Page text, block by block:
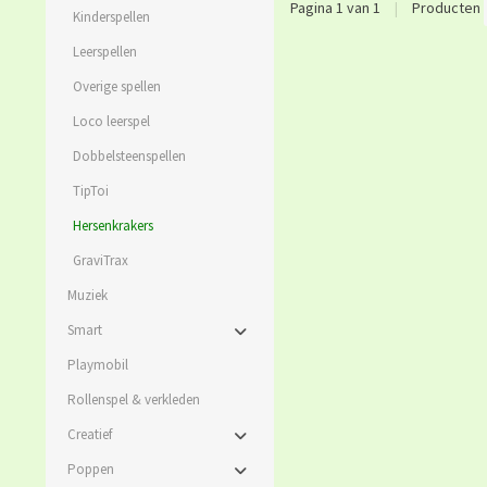
Kinderspellen
Leerspellen
Overige spellen
Loco leerspel
Dobbelsteenspellen
TipToi
Hersenkrakers
GraviTrax
Muziek
Smart
Playmobil
Rollenspel & verkleden
Creatief
Poppen
Pagina 1 van 1 | Producten